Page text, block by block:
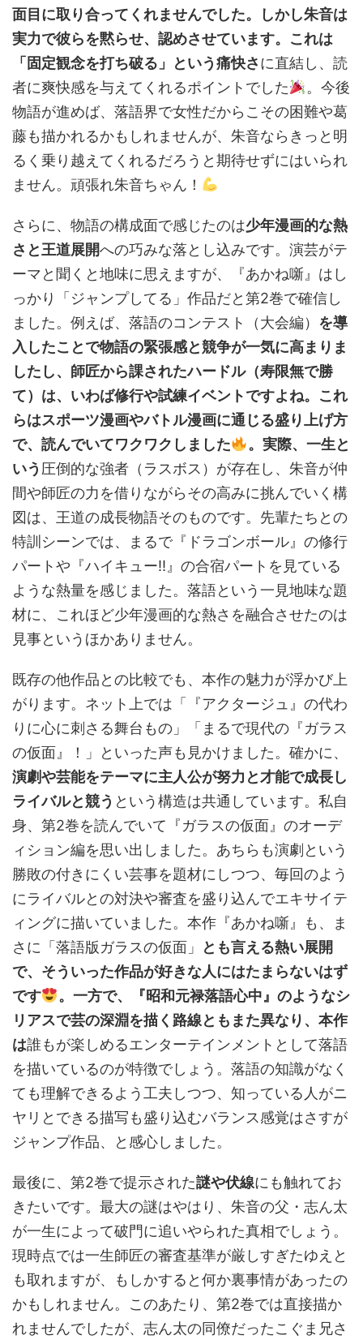
面目に取り合ってくれませんでした。しかし朱音は
実力で彼らを黙らせ、認めさせています。これは
「固定観念を打ち破る」という痛快さに直結し、読
者に爽快感を与えてくれるポイントでした
。今後
物語が進めば、落語界で女性だからこその困難や葛
藤も描かれるかもしれませんが、朱音ならきっと明
るく乗り越えてくれるだろうと期待せずにはいられ
ません。頑張れ朱音ちゃん！
さらに、物語の構成面で感じたのは少年漫画的な熱
さと王道展開への巧みな落とし込みです。演芸がテ
ーマと聞くと地味に思えますが、『あかね噺』はし
っかり「ジャンプしてる」作品だと第2巻で確信し
ました。例えば、落語のコンテスト（大会編） を導
入したことで物語の緊張感と競争が一気に高まりま
したし、師匠から課されたハードル（寿限無で勝
て）は、いわば修行や試練イベントですよね。これ
らはスポーツ漫画やバトル漫画に通じる盛り上げ方
で、読んでいてワクワクしました
。実際、一生と
いう 圧倒的な強者（ラスボス）が存在し、朱音が仲
間や師匠の力を借りながらその高みに挑んでいく構
図は、王道の成長物語そのものです。先輩たちとの
特訓シーンでは、まるで『ドラゴンボール』の修行
パートや『ハイキュー!!』の合宿パートを見ている
ような熱量を感じました。落語という一見地味な題
材に、これほど少年漫画的な熱さを融合させたのは
見事というほかありません。
既存の他作品との比較でも、本作の魅力が浮かび上
がります。ネット上では「『アクタージュ』の代わ
りに心に刺さる舞台もの」「まるで現代の『ガラス
の仮面』！」といった声も見かけました。確かに、
演劇や芸能をテーマに主人公が努力と才能で成長し
ライバルと競う という構造は共通しています。私自
身、第2巻を読んでいて『ガラスの仮面』のオーデ
ィション編を思い出しました。あちらも演劇という
勝敗の付きにくい芸事を題材にしつつ、毎回のよう
にライバルとの対決や審査を盛り込んでエキサイテ
ィングに描いていました。本作『あかね噺』も、ま
さに「落語版ガラスの仮面」
とも言える熱い展開
で、そういった作品が好きな人にはたまらないはず
です
。一方で、『昭和元禄落語心中』のようなシ
リアスで芸の深淵を描く路線ともまた異なり、本作
は誰もが楽しめるエンターテインメントとして落語
を描いているのが特徴でしょう。落語の知識がなく
ても理解できるよう工夫しつつ、知っている人がニ
ヤリとできる描写も盛り込むバランス感覚はさすが
ジャンプ作品、と感心しました。
最後に、第2巻で提示された謎や伏線にも触れてお
きたいです。最大の謎はやはり、朱音の父・志ん太
が一生によって破門に追いやられた真相でしょう。
現時点では一生師匠の審査基準が厳しすぎたゆえと
も取れますが、もしかすると何か裏事情があったの
かもしれません。このあたり、第2巻では直接描か
れませんでしたが、志ん太の同僚だったこぐま兄さ